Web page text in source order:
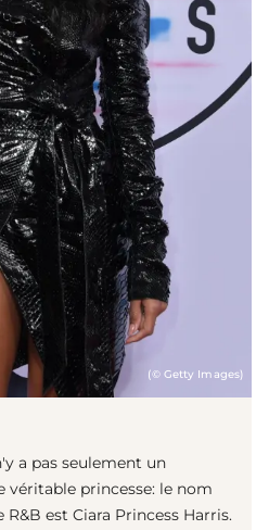
(© Getty Images)
a pas seulement un
véritable princesse: le nom
est Ciara Princess Harris.